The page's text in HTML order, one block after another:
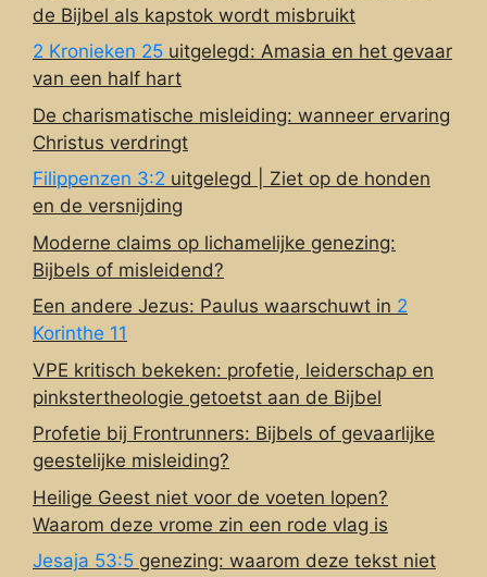
de Bijbel als kapstok wordt misbruikt
2 Kronieken 25 uitgelegd: Amasia en het gevaar
van een half hart
De charismatische misleiding: wanneer ervaring
Christus verdringt
Filippenzen 3:2 uitgelegd | Ziet op de honden
en de versnijding
Moderne claims op lichamelijke genezing:
Bijbels of misleidend?
Een andere Jezus: Paulus waarschuwt in 2
Korinthe 11
VPE kritisch bekeken: profetie, leiderschap en
pinkstertheologie getoetst aan de Bijbel
Profetie bij Frontrunners: Bijbels of gevaarlijke
geestelijke misleiding?
Heilige Geest niet voor de voeten lopen?
Waarom deze vrome zin een rode vlag is
Jesaja 53:5 genezing: waarom deze tekst niet